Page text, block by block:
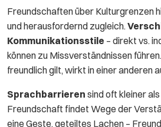
Freundschaften über Kulturgrenzen
und herausfordernd zugleich.
Kommunikationsstile – direkt vs.
können zu Missverständnissen
freundlich gilt, wirkt in einer anderen
Sprachbarrieren sind oft kleiner
Freundschaft findet Wege der
eine Geste, geteiltes Lachen –